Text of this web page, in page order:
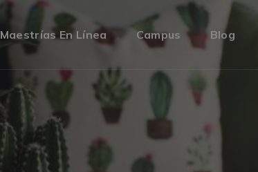
Maestrías En Línea Campus Blog